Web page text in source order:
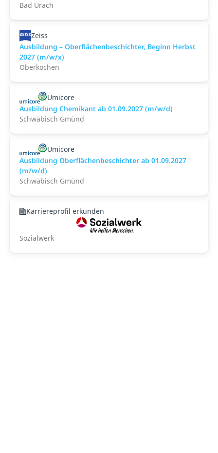
Bad Urach
Zeiss
Ausbildung – Oberflächenbeschichter, Beginn Herbst
2027 (m/w/x)
Oberkochen
Umicore
Ausbildung Chemikant ab 01.09.2027 (m/w/d)
Schwäbisch Gmünd
Umicore
Ausbildung Oberflächenbeschichter ab 01.09.2027
(m/w/d)
Schwäbisch Gmünd
Karriereprofil erkunden
Sozialwerk